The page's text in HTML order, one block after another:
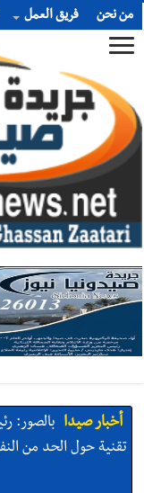
من نحن فريق العمل
أخبار صيدا عمر
البطولة